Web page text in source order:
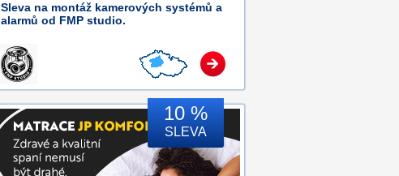
Sleva na montáž kamerových systémů a
alarmů od FMP studio.
10 %
SLEVA